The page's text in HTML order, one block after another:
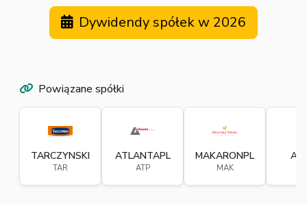
Dywidendy spółek w 2026
Powiązane spółki
TARCZYNSKI
TAR
ATLANTAPL
ATP
MAKARONPL
MAK